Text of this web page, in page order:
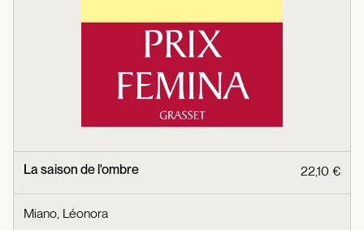
La saison de l'ombre 22,10 €
Miano, Léonora